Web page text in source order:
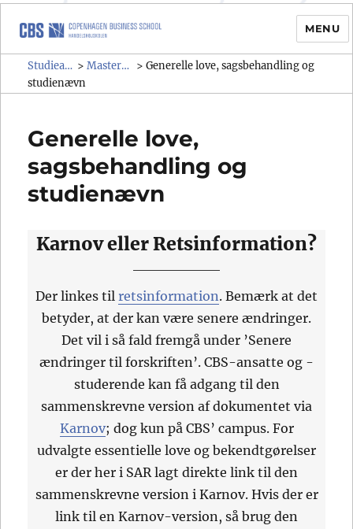
Studieadministrativ regelsamling
(SAR)
MENU
Studieadministrativ regelsamling (SAR) > Masteruddannelser >Generelle love, sagsbehandling og
studienævn
Generelle love,
sagsbehandling og
studienævn
Karnov eller Retsinformation?
Der linkes til retsinformation. Bemærk at det
betyder, at der kan være senere ændringer.
Det vil i så fald fremgå under ’Senere
ændringer til forskriften’. CBS-ansatte og -
studerende kan få adgang til den
sammenskrevne version af dokumentet via
Karnov; dog kun på CBS’ campus. For
udvalgte essentielle love og bekendtgørelser
er der her i SAR lagt direkte link til den
sammenskrevne version i Karnov. Hvis der er
link til en Karnov-version, så brug den